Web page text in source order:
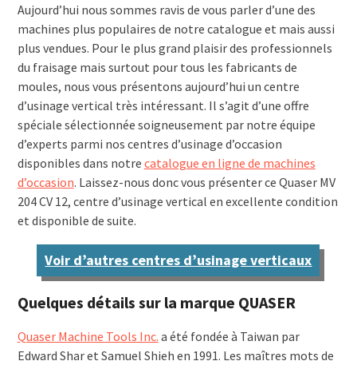
Aujourd’hui nous sommes ravis de vous parler d’une des
machines plus populaires de notre catalogue et mais aussi
plus vendues. Pour le plus grand plaisir des professionnels
du fraisage mais surtout pour tous les fabricants de
moules, nous vous présentons aujourd’hui un centre
d’usinage vertical très intéressant. Il s’agit d’une offre
spéciale sélectionnée soigneusement par notre équipe
d’experts parmi nos centres d’usinage d’occasion
disponibles dans notre catalogue en ligne de machines
d’occasion. Laissez-nous donc vous présenter ce Quaser MV
204 CV 12, centre d’usinage vertical en excellente condition
et disponible de suite.
Voir d’autres centres d’usinage verticaux
Quelques détails sur la marque QUASER
Quaser Machine Tools Inc. a été fondée à Taiwan par
Edward Shar et Samuel Shieh en 1991. Les maîtres mots de